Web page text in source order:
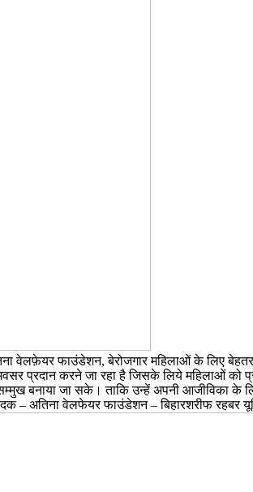
वेलफ़ेयर फाउंडेशन, बेरोजगार महिलाओं के लिए
प्रदान करने जा रहा है जिसके लिये महिलाओं को
बनाया जा सके। ताकि उन्हें अपनी आजीविका के
– अतिना वेलफेयर फाउंडेशन – बिहारशरीफ रहबर